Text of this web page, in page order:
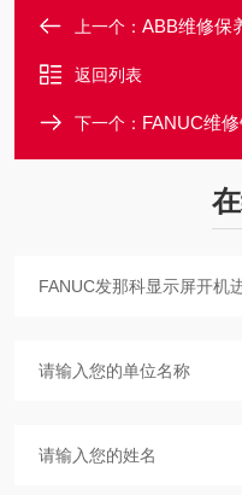
上一个： ABB维修保养
返回列表
下一个： FANUC维修销售